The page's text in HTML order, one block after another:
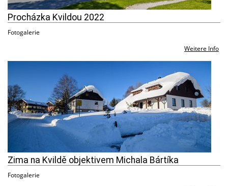
Procházka Kvildou 2022
Fotogalerie
Weitere Info
Zima na Kvildě objektivem Michala Bártíka
Fotogalerie